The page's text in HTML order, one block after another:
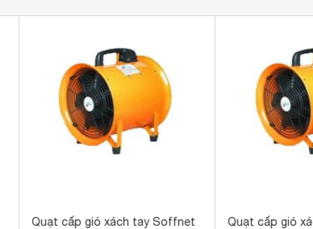
Quạt cấp gió xách tay Soffnet
Quạt cấp gió